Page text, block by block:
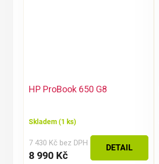
HP ProBook 650 G8
Skladem(1 ks)
7 430 Kč bez DPH
8 990 Kč
DETAIL